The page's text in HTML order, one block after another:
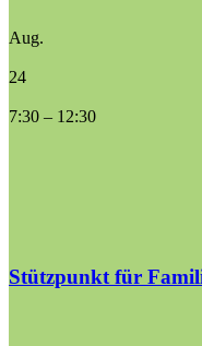
Aug.
24
7:30 – 12:30
Stützpunkt für